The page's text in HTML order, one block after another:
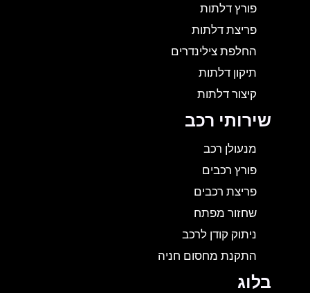
פורץ דלתות
פריצת דלתות
החלפת צילינדרים
תיקון דלתות
קיצור דלתות
שירותי רכב
מנעולן רכב
פורץ רכבים
פריצת רכבים
שחזור מפתח
ניתוק קודן לרכב
התקנת מחסום חניה
בלוג